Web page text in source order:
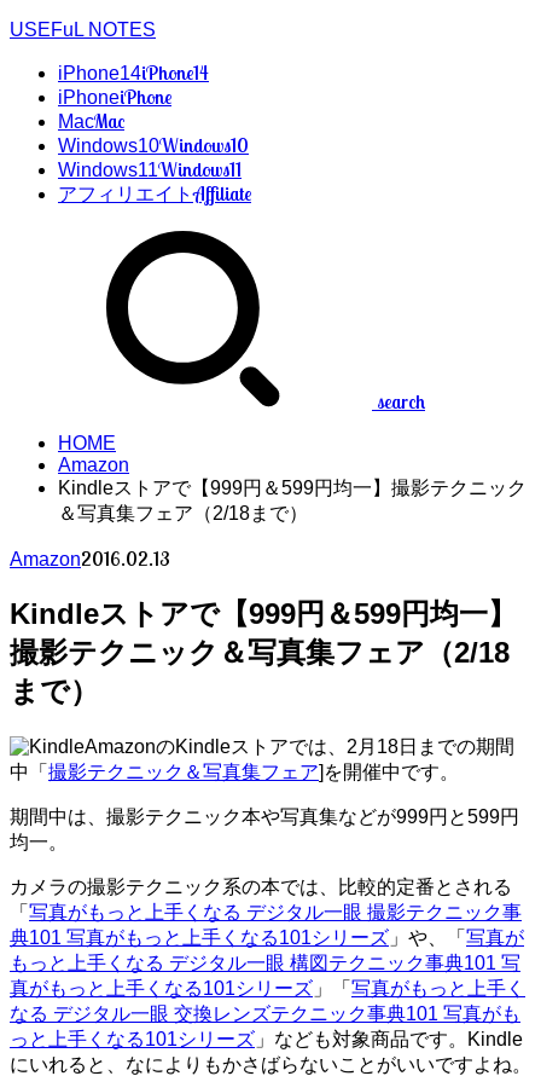
USEFuL NOTES
iPhone14iPhone14
iPhoneiPhone
MacMac
Windows10Windows10
Windows11Windows11
アフィリエイトAffiliate
search
HOME
Amazon
Kindleストアで【999円＆599円均一】撮影テクニック
＆写真集フェア（2/18まで）
Amazon2016.02.13
Kindleストアで【999円＆599円均一】
撮影テクニック＆写真集フェア（2/18
まで）
AmazonのKindleストアでは、2月18日までの期間
中「 撮影テクニック＆写真集フェア]を開催中です。
期間中は、撮影テクニック本や写真集などが999円と599円
均一。
カメラの撮影テクニック系の本では、比較的定番とされる
「 写真がもっと上手くなる デジタル一眼 撮影テクニック事
典101 写真がもっと上手くなる101シリーズ 」や、「 写真が
もっと上手くなる デジタル一眼 構図テクニック事典101 写
真がもっと上手くなる101シリーズ 」「 写真がもっと上手く
なる デジタル一眼 交換レンズテクニック事典101 写真がも
っと上手くなる101シリーズ 」なども対象商品です。Kindle
にいれると、なによりもかさばらないことがいいですよね。